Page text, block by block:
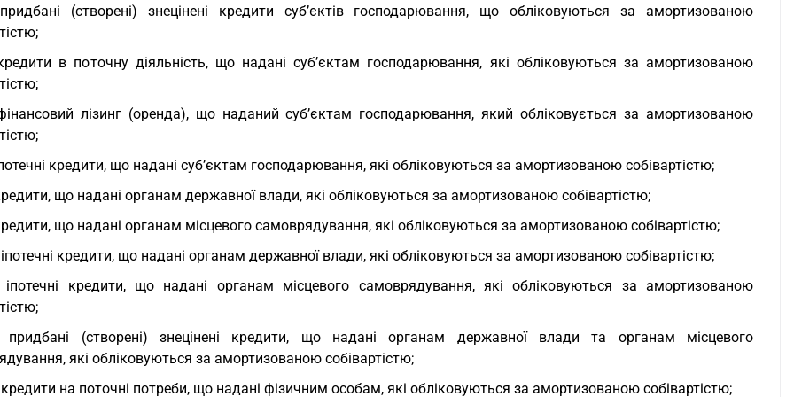
(створені) знецінені кредити суб’єктів господарювання, що обліковуються за амортизованою
в поточну діяльність, що надані суб’єктам господарювання, які обліковуються за амортизованою
лізинг (оренда), що наданий суб’єктам господарювання, який обліковується за амортизованою
кредити, що надані суб’єктам господарювання, які обліковуються за амортизованою собівартістю;
що надані органам державної влади, які обліковуються за амортизованою собівартістю;
що надані органам місцевого самоврядування, які обліковуються за амортизованою собівартістю;
кредити, що надані органам державної влади, які обліковуються за амортизованою собівартістю;
кредити, що надані органам місцевого самоврядування, які обліковуються за амортизованою
(створені) знецінені кредити, що надані органам державної влади та органам місцевого
які обліковуються за амортизованою собівартістю;
на поточні потреби, що надані фізичним особам, які обліковуються за амортизованою собівартістю;